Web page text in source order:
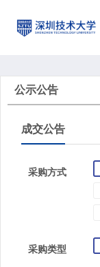
公示公告
成交公告
采购方式
采购类型